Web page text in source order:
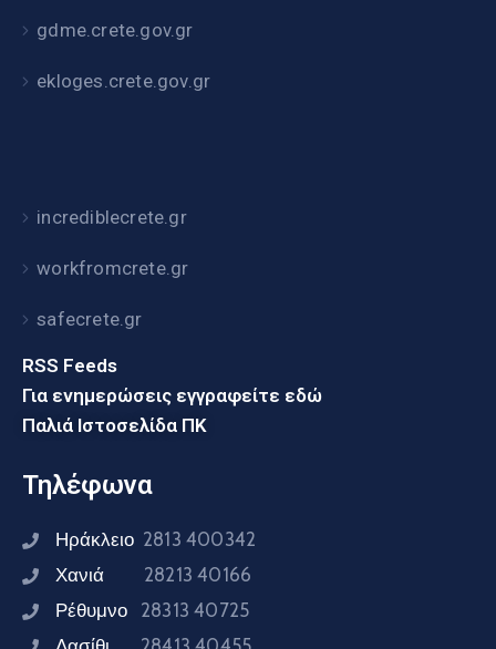
gdme.crete.gov.gr
ekloges.crete.gov.gr
incrediblecrete.gr
workfromcrete.gr
safecrete.gr
RSS Feeds
Για ενημερώσεις εγγραφείτε εδώ
Παλιά Ιστοσελίδα ΠΚ
Τηλέφωνα
Ηράκλειο 2813 400342
Χανιά 28213 40166
Ρέθυμνο 28313 40725